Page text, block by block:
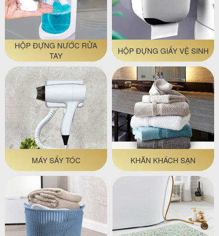
HỘP ĐỰNG NƯỚC RỬA
TAY
HỘP ĐỰNG GIẤY VỆ SINH
MÁY SẤY TÓC KHĂN KHÁCH SẠN